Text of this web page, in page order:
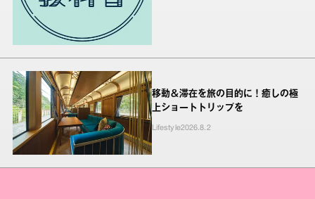
移動＆滞在を旅の目的に！癒しの極
上ショートトリップを
Lifestyle2026.8.2